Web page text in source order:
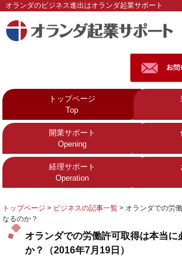
オランダのビジネス進出はオランダ起業サポート
トップページ
Top
開業サポート
Opening
経理サポート
Operation
トップページ > ビジネスの記事一覧 > オランダでの労
なるのか？
オランダでの労働許可取得は本当に
か？（2016年7月19日）